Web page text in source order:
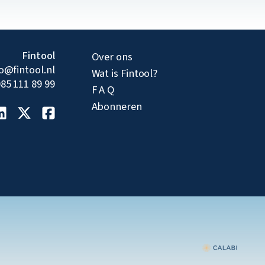
Fintool
111 89 99
Over ons
Wat is Fintool?
F A Q
Abonneren